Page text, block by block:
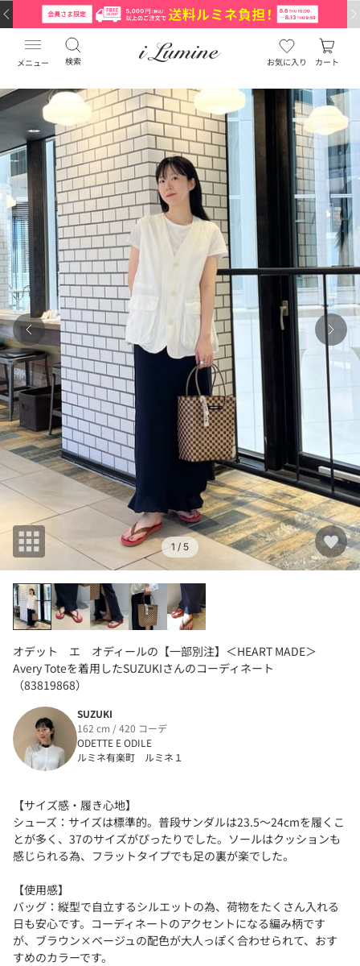
メニュー 検索 お気に入り カート
1 / 5
オデット エ オディールの【一部別注】＜HEART MADE＞
Avery Toteを着用したSUZUKIさんのコーディネート
（83819868）
SUZUKI
162 cm / 420 コーデ
ODETTE E ODILE
ルミネ有楽町 ルミネ１
【サイズ感・履き心地】
シューズ：サイズは標準的。普段サンダルは23.5〜24cmを履くこ
とが多く、37のサイズがぴったりでした。ソールはクッションも
感じられる為、フラットタイプでも足の裏が楽でした。
【使用感】
バッグ：縦型で自立するシルエットの為、荷物をたくさん入れる
日も安心です。コーディネートのアクセントになる編み柄です
が、ブラウン×ベージュの配色が大人っぽく合わせられて、おす
すめのカラーです。